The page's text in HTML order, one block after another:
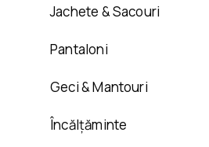
Jachete & Sacouri
Pantaloni
Geci & Mantouri
Încălțăminte